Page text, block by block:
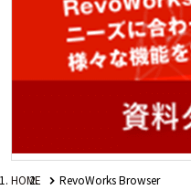
HOME RevoWorks Browser